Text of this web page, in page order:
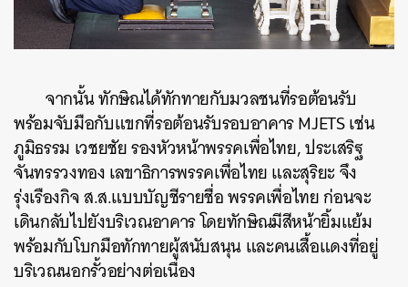
จากนั้น ทักษิณได้ทักทายกับมวลชนที่รอต้อนรับ
พร้อมจับมือกับแขกที่รอต้อนรับรอบอาคาร MJETS เช่น
ภูมิธรรม เวชยชัย รองหัวหน้าพรรคเพื่อไทย, ประเสริฐ
จันทรรวงทอง เลขาธิการพรรคเพื่อไทย และสุริยะ จึง
รุ่งเรืองกิจ ส.ส.แบบบัญชีรายชื่อ พรรคเพื่อไทย ก่อนจะ
เดินกลับไปยังบริเวณอาคาร โดยทักษิณมีสีหน้ายิ้มแย้ม
พร้อมกับโบกมือทักทายผู้สนับสนุน และคนเสื้อแดงที่อยู่
บริเวณนอกรั้วอย่างต่อเนื่อง